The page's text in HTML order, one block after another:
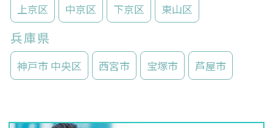
上京区 中京区 下京区 東山区
兵庫県
神戸市 中央区 西宮市 宝塚市 芦屋市